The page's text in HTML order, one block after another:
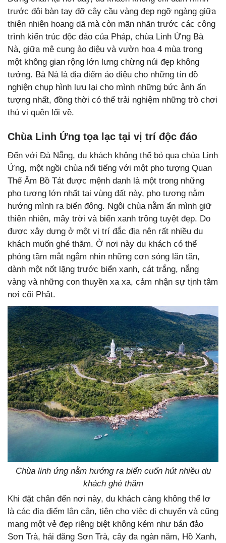
trước đôi bàn tay đỡ cây cầu vàng đẹp ngỡ ngàng giữa
thiên nhiên hoang dã mà còn mãn nhãn trước các công
trình kiến trúc độc đáo của Pháp, chùa Linh Ứng Bà
Nà, giữa mê cung ảo diệu và vườn hoa 4 mùa trong
một không gian rộng lớn lưng chừng núi đẹp không
tưởng. Bà Nà là địa điểm ảo diệu cho những tín đồ
nghiện chụp hình lưu lại cho mình những bức ảnh ấn
tượng nhất, đồng thời có thể trải nghiệm những trò chơi
thú vị quên lối về.
Chùa Linh Ứng tọa lạc tại vị trí độc đáo
Đến với Đà Nẵng, du khách không thể bỏ qua chùa Linh
Ứng, một ngồi chùa nổi tiếng với một pho tượng Quan
Thế Âm Bồ Tát được mệnh danh là một trong những
pho tượng lớn nhất tại vùng đất này, pho tượng nằm
hướng mình ra biển đông. Ngôi chùa nằm ẩn mình giữ
thiên nhiên, mây trời và biển xanh trông tuyệt đẹp. Do
được xây dựng ở một vị trí đắc địa nên rất nhiều du
khách muốn ghé thăm. Ở nơi này du khách có thể
phóng tầm mắt ngắm nhìn những cơn sóng lăn tăn,
dành một nốt lặng trước biển xanh, cát trắng, nắng
vàng và những con thuyền xa xa, cảm nhận sự tịnh tâm
nơi cõi Phật.
Chùa linh ứng nằm hướng ra biển cuốn hút nhiều du
khách ghé thăm
Khi đặt chân đến nơi này, du khách càng không thể lơ
là các địa điểm lân cận, tiện cho việc di chuyển và cũng
mang một vẻ đẹp riêng biệt không kém như bán đảo
Sơn Trà, hải đăng Sơn Trà, cây đa ngàn năm, Hồ Xanh,